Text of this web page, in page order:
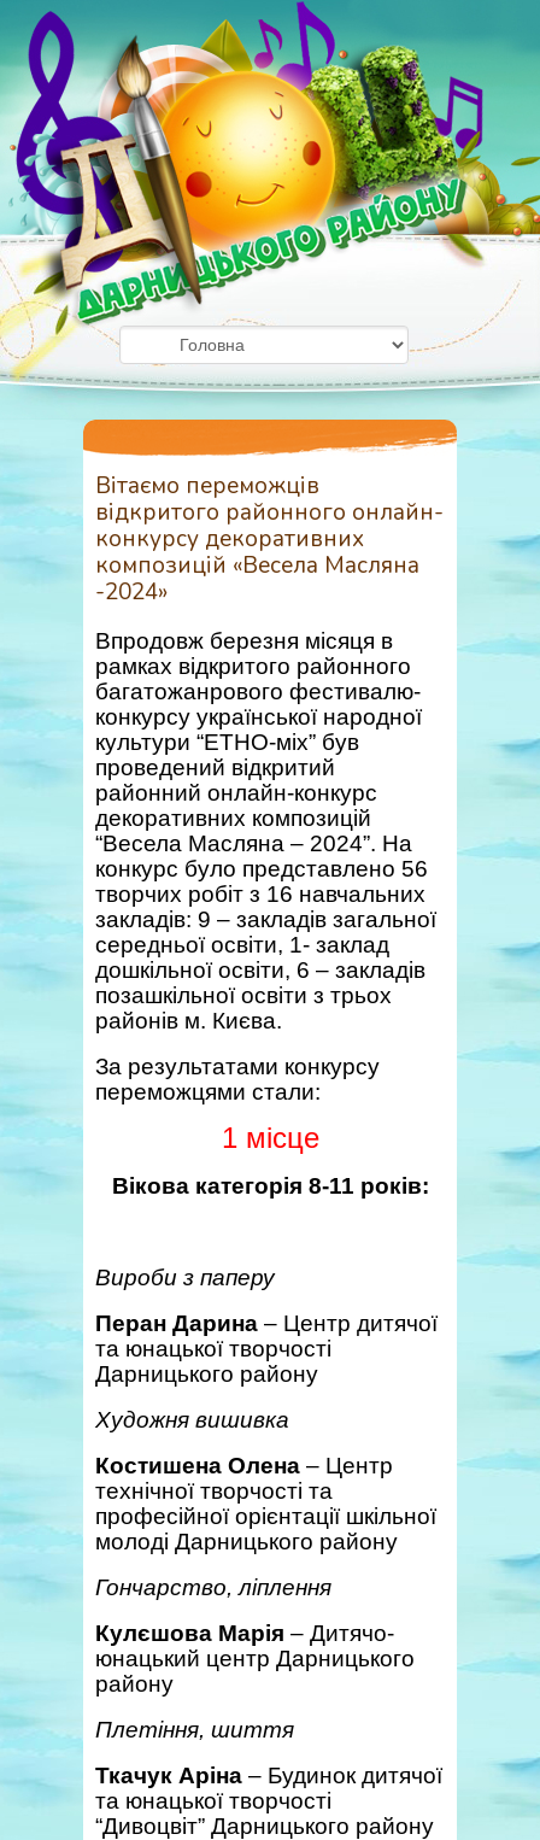
Вітаємо переможців
відкритого районного онлайн-
конкурсу декоративних
композицій «Весела Масляна
-2024»
Впродовж березня місяця в
рамках відкритого районного
багатожанрового фестивалю-
конкурсу української народної
культури “ЕТНО-міх” був
проведений відкритий
районний онлайн-конкурс
декоративних композицій
“Весела Масляна – 2024”. На
конкурс було представлено 56
творчих робіт з 16 навчальних
закладів: 9 – закладів загальної
середньої освіти, 1- заклад
дошкільної освіти, 6 – закладів
позашкільної освіти з трьох
районів м. Києва.
За результатами конкурсу
переможцями стали:
1 місце
Вікова категорія 8-11 років:
Вироби з паперу
Перан Дарина – Центр дитячої
та юнацької творчості
Дарницького району
Художня вишивка
Костишена Олена – Центр
технічної творчості та
професійної орієнтації шкільної
молоді Дарницького району
Гончарство, ліплення
Кулєшова Марія – Дитячо-
юнацький центр Дарницького
району
Плетіння, шиття
Ткачук Аріна – Будинок дитячої
та юнацької творчості
“Дивоцвіт” Дарницького району